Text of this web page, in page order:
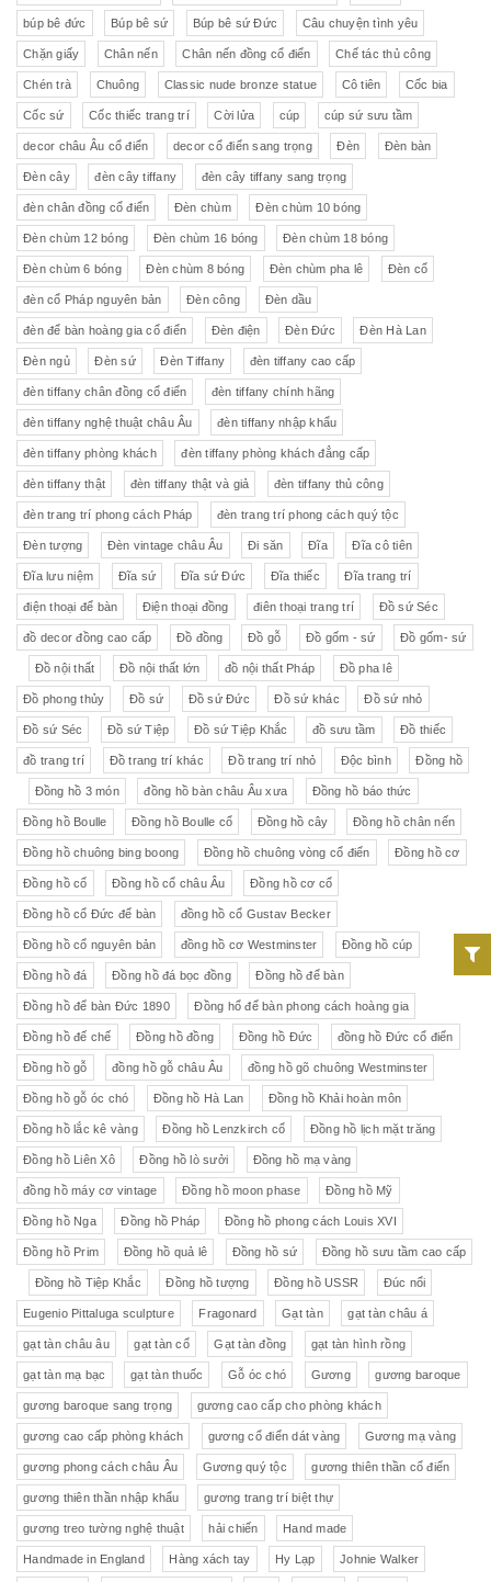
búp bê đức Búp bê sứ Búp bê sứ Đức Câu chuyện tình yêu
Chặn giấy Chân nến Chân nến đồng cổ điển Chế tác thủ công
Chén trà Chuông Classic nude bronze statue Cô tiên Cốc bia
Cốc sứ Cốc thiếc trang trí Cời lửa cúp cúp sứ sưu tầm
decor châu Âu cổ điển decor cổ điển sang trọng Đèn Đèn bàn
Đèn cây đèn cây tiffany đèn cây tiffany sang trọng
đèn chân đồng cổ điển Đèn chùm Đèn chùm 10 bóng
Đèn chùm 12 bóng Đèn chùm 16 bóng Đèn chùm 18 bóng
Đèn chùm 6 bóng Đèn chùm 8 bóng Đèn chùm pha lê Đèn cổ
đèn cổ Pháp nguyên bản Đèn công Đèn dầu
đèn để bàn hoàng gia cổ điển Đèn điện Đèn Đức Đèn Hà Lan
Đèn ngủ Đèn sứ Đèn Tiffany đèn tiffany cao cấp
đèn tiffany chân đồng cổ điển đèn tiffany chính hãng
đèn tiffany nghệ thuật châu Âu đèn tiffany nhập khẩu
đèn tiffany phòng khách đèn tiffany phòng khách đẳng cấp
đèn tiffany thật đèn tiffany thật và giả đèn tiffany thủ công
đèn trang trí phong cách Pháp đèn trang trí phong cách quý tộc
Đèn tượng Đèn vintage châu Âu Đi săn Đĩa Đĩa cô tiên
Đĩa lưu niệm Đĩa sứ Đĩa sứ Đức Đĩa thiếc Đĩa trang trí
điện thoại để bàn Điện thoại đồng điên thoại trang trí Đồ sứ Séc
đồ decor đồng cao cấp Đồ đồng Đồ gỗ Đồ gốm - sứ Đồ gốm- sứ
Đồ nội thất Đồ nội thất lớn đồ nội thất Pháp Đồ pha lê
Đồ phong thủy Đồ sứ Đồ sứ Đức Đồ sứ khác Đồ sứ nhỏ
Đồ sứ Séc Đồ sứ Tiệp Đồ sứ Tiệp Khắc đồ sưu tầm Đồ thiếc
đồ trang trí Đồ trang trí khác Đồ trang trí nhỏ Độc bình Đồng hồ
Đồng hồ 3 món đồng hồ bàn châu Âu xưa Đồng hồ báo thức
Đồng hồ Boulle Đồng hồ Boulle cổ Đồng hồ cây Đồng hồ chân nến
Đồng hồ chuông bing boong Đồng hồ chuông vòng cổ điển Đồng hồ cơ
Đồng hồ cổ Đồng hồ cổ châu Âu Đồng hồ cơ cổ
Đồng hồ cổ Đức để bàn đồng hồ cổ Gustav Becker
Đồng hồ cổ nguyên bản đồng hồ cơ Westminster Đồng hồ cúp
Đồng hồ đá Đồng hồ đá bọc đồng Đồng hồ để bàn
Đồng hồ để bàn Đức 1890 Đồng hổ để bàn phong cách hoàng gia
Đồng hồ đế chế Đồng hồ đồng Đồng hồ Đức đồng hồ Đức cổ điển
Đồng hồ gỗ đồng hồ gỗ châu Âu đồng hồ gõ chuông Westminster
Đồng hồ gỗ óc chó Đồng hồ Hà Lan Đồng hồ Khải hoàn môn
Đồng hồ lắc kê vàng Đồng hồ Lenzkirch cổ Đồng hồ lịch mặt trăng
Đồng hồ Liên Xô Đồng hồ lò sưởi Đồng hồ mạ vàng
đồng hồ máy cơ vintage Đồng hồ moon phase Đồng hồ Mỹ
Đồng hồ Nga Đồng hồ Pháp Đồng hồ phong cách Louis XVI
Đồng hồ Prim Đồng hồ quả lê Đồng hồ sứ Đồng hồ sưu tầm cao cấp
Đồng hồ Tiệp Khắc Đồng hồ tượng Đồng hồ USSR Đúc nổi
Eugenio Pittaluga sculpture Fragonard Gạt tàn gạt tàn châu á
gạt tàn châu âu gạt tàn cổ Gạt tàn đồng gạt tàn hình rồng
gạt tàn mạ bạc gạt tàn thuốc Gỗ óc chó Gương gương baroque
gương baroque sang trọng gương cao cấp cho phòng khách
gương cao cấp phòng khách gương cổ điển dát vàng Gương mạ vàng
gương phong cách châu Âu Gương quý tộc gương thiên thần cổ điển
gương thiên thần nhập khẩu gương trang trí biệt thự
gương treo tường nghệ thuật hải chiến Hand made
Handmade in England Hàng xách tay Hy Lạp Johnie Walker